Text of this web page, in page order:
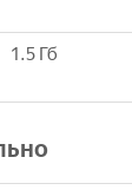
1.5 Гб